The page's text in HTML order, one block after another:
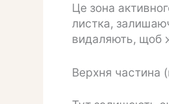
Це зона
листка,
видаляють, щоб
Верхня частина